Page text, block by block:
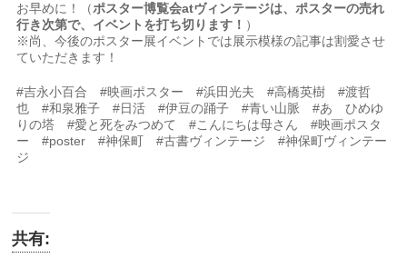
お早めに！（ポスター博覧会atヴィンテージは、ポスターの売れ
行き次第で、イベントを打ち切ります！ ）
※尚、今後のポスター展イベントでは展示模様の記事は割愛させ
ていただきます！
#吉永小百合 #映画ポスター #浜田光夫 #高橋英樹 #渡哲
也 #和泉雅子 #日活 #伊豆の踊子 #青い山脈 #あゝひめゆ
りの塔 #愛と死をみつめて #こんにちは母さん #映画ポスタ
ー #poster #神保町 #古書ヴィンテージ #神保町ヴィンテー
ジ
共有: